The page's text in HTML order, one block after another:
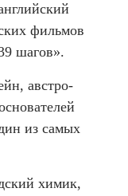
фильмов
шагов».
австро-
из самых
химик,